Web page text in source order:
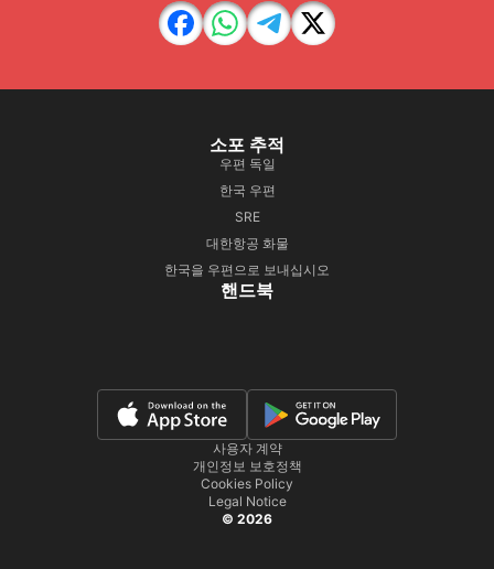
소포 추적
우편 독일
한국 우편
SRE
대한항공 화물
한국을 우편으로 보내십시오
핸드북
사용자 계약
개인정보 보호정책
Cookies Policy
Legal Notice
© 2026